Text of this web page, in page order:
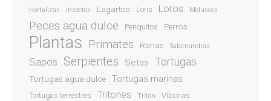
Hortalizas Insectos Lagartos Loris Loros Moluscos
Peces agua dulce Periquitos Perros
Plantas Primates Ranas Salamandras
Sapos Serpientes Setas Tortugas
Tortugas agua dulce Tortugas marinas
Tortugas terrestres Tritones Tritón Víboras